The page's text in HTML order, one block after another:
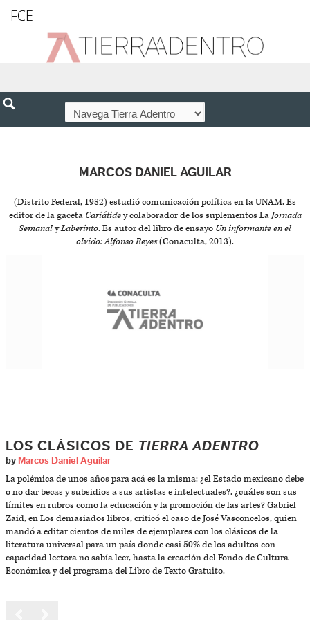
FCE
MARCOS DANIEL AGUILAR
(Distrito Federal, 1982) estudió comunicación política en la UNAM. Es
editor de la gaceta Cariátidey colaborador de los suplementos LaJornada
SemanalyLaberinto. Es autor del libro de ensayo Un informante en el
olvido: Alfonso Reyes(Conaculta, 2013).
LOS CLÁSICOS DE TIERRA ADENTRO
by Marcos Daniel Aguilar
La polémica de unos años para acá es la misma: ¿el Estado mexi­cano debe
o no dar becas y subsidios a sus artistas e intelectua­les?, ¿cuáles son sus
límites en rubros como la educación y la promoción de las artes? Gabriel
Zaid, en Los demasiados libros, criticó el caso de José Vasconcelos, quien
mandó a editar cientos de miles de ejemplares con los clásicos de la
literatura universal para un país donde casi 50% de los adultos con
capacidad lectora no sabía leer, hasta la creación del Fondo de Cultura
Económi­ca y del programa del Libro de Texto Gratuito.